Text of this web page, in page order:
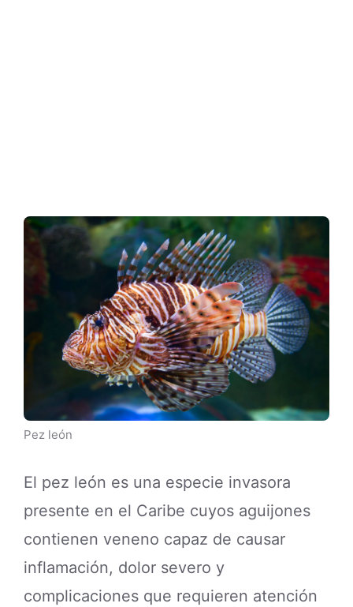
Pez león
El pez león es una especie invasora
presente en el Caribe cuyos aguijones
contienen veneno capaz de causar
inflamación, dolor severo y
complicaciones que requieren atención